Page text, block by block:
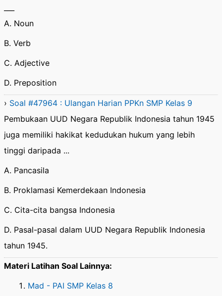
A. Noun
B. Verb
C. Adjective
D. Preposition
› Soal #47964 : Ulangan Harian PPKn SMP Kelas 9
Pembukaan UUD Negara Republik Indonesia tahun 1945
juga memiliki hakikat kedudukan hukum yang lebih
tinggi daripada ...
A. Pancasila
B. Proklamasi Kemerdekaan Indonesia
C. Cita-cita bangsa Indonesia
D. Pasal-pasal dalam UUD Negara Republik Indonesia
tahun 1945.
Materi Latihan Soal Lainnya:
Mad - PAI SMP Kelas 8